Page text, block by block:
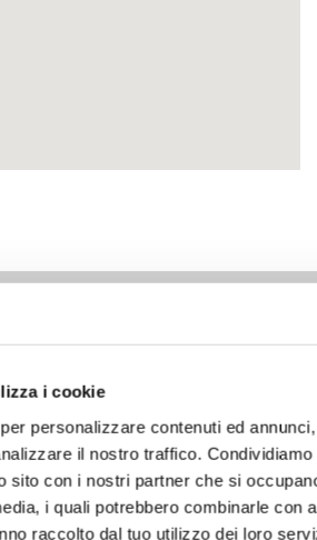
i cookie
personalizzare contenuti ed
il nostro traffico.
sito con i nostri partner che si
i quali potrebbero combinarle con
raccolto dal tuo utilizzo dei loro
20:00
le piscine all'aperto
anni